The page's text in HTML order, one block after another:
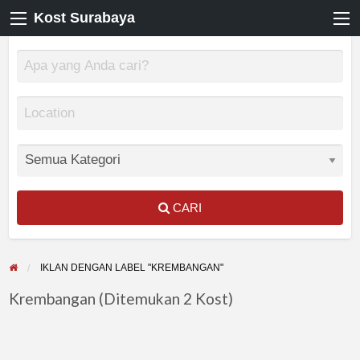
Kost Surabaya
CARI
IKLAN DENGAN LABEL "KREMBANGAN"
Krembangan (Ditemukan 2 Kost)